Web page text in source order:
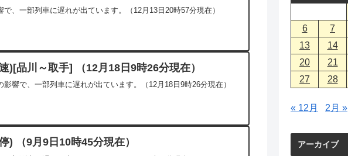
、一部列車に遅れが出ています。（12月13日20時57分現在）
)[品川～取手] （12月18日9時26分現在）
響で、一部列車に遅れが出ています。（12月18日9時26分現在）
) （9月9日10時45分現在）
6
7
13
14
20
21
27
28
« 12月 2月 »
アーカイブ